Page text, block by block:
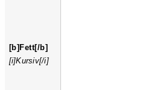
[b]Fett[/b]
[i]Kursiv[/i]